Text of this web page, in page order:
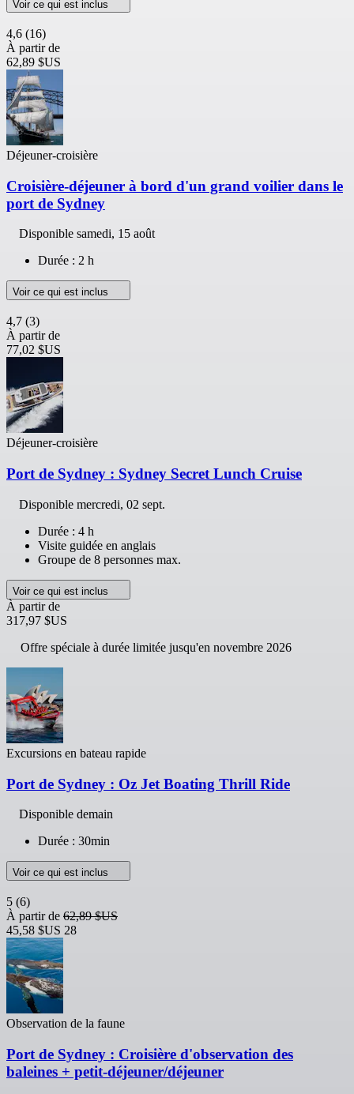
Voir ce qui est inclus
4,6 (16)
À partir de
62,89 $US
Déjeuner-croisière
Croisière-déjeuner à bord d'un grand voilier dans le
port de Sydney
Disponible samedi, 15 août
Durée : 2 h
Voir ce qui est inclus
4,7 (3)
À partir de
77,02 $US
Déjeuner-croisière
Port de Sydney : Sydney Secret Lunch Cruise
Disponible mercredi, 02 sept.
Durée : 4 h
Visite guidée en anglais
Groupe de 8 personnes max.
Voir ce qui est inclus
À partir de
317,97 $US
Offre spéciale à durée limitée jusqu'en novembre 2026
Excursions en bateau rapide
Port de Sydney : Oz Jet Boating Thrill Ride
Disponible demain
Durée : 30min
Voir ce qui est inclus
5 (6)
À partir de 62,89 $US
45,58 $US 28
Observation de la faune
Port de Sydney : Croisière d'observation des
baleines + petit-déjeuner/déjeuner